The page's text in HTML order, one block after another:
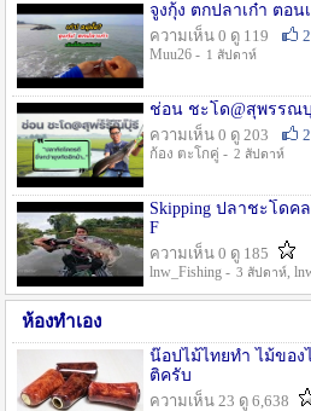
จูงกุ้ง ตกปลาเก๋า ตอน
ความเห็น 0 ดู 119
2
Muu26 - 1 สัปดาห์
ช่อน ชะโด@สุพรรณ
ความเห็น 0 ดู 203
2
ก้อง ตะโกคู่ - 2 สัปดาห์
Skipping ปลาชะโดค
F
ความเห็น 0 ดู 185
lnw_Fishing - 3 สัปดาห์,
ห้องทำเอง
น๊อปไม้ไทยทำ ไม้ของ
ติครับ
ความเห็น 23 ดู 6,638